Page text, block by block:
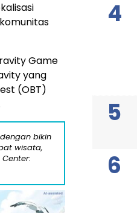
Game
yang
(OBT)
bikin
wisata,